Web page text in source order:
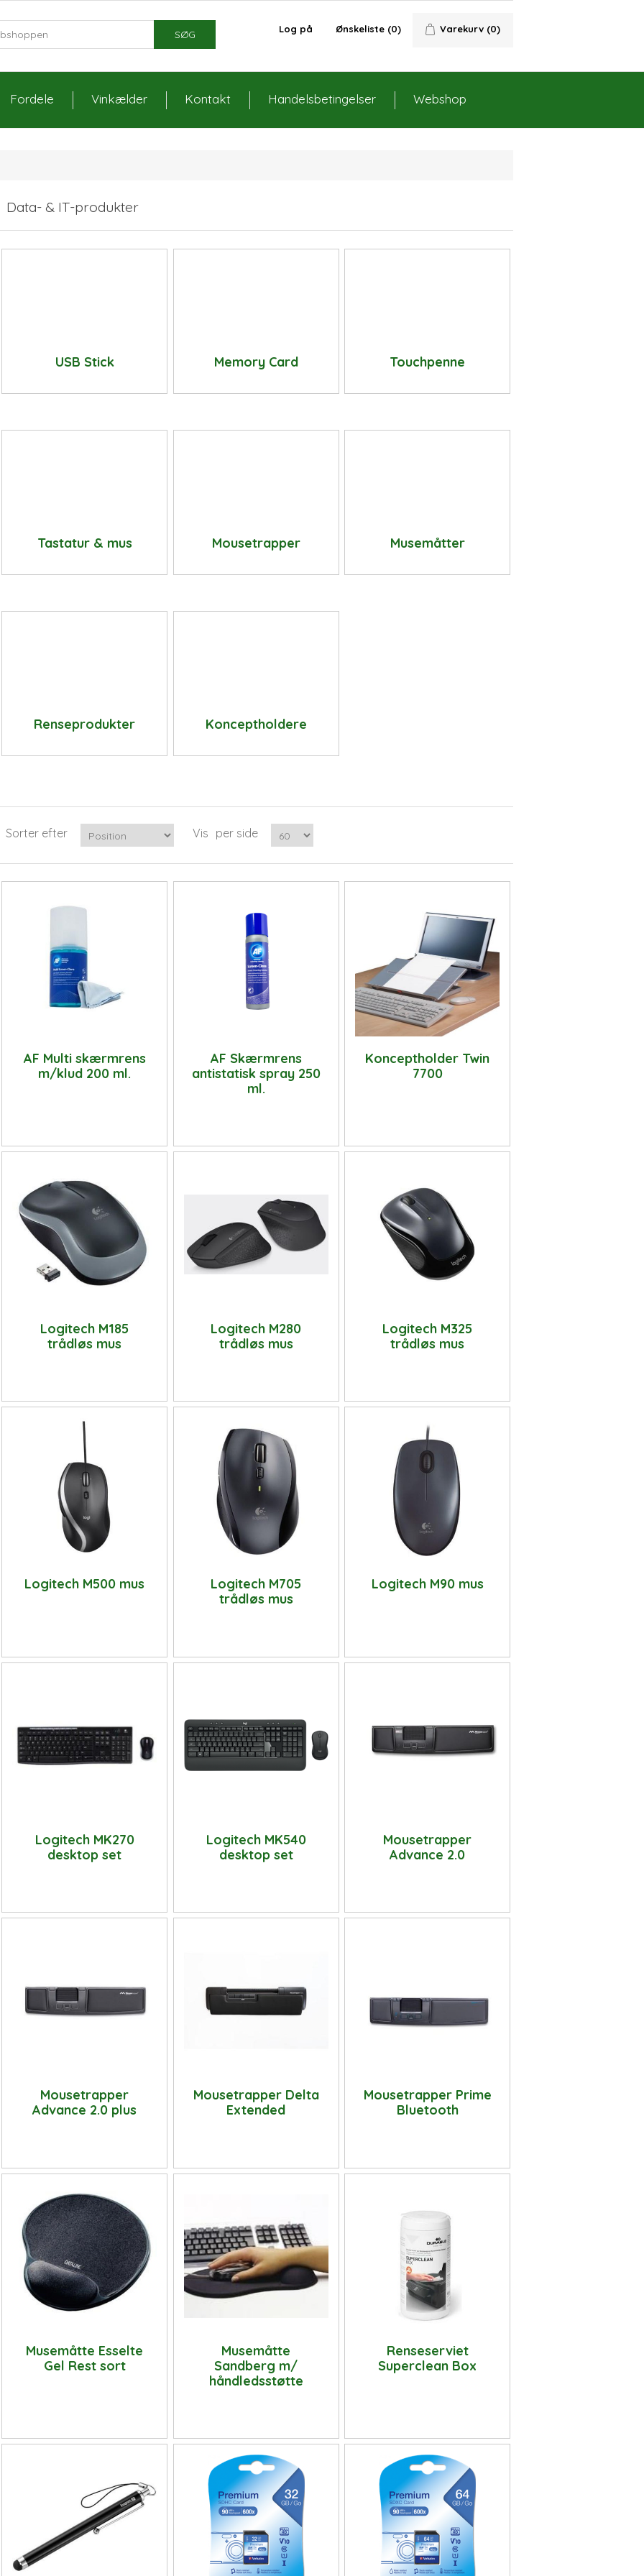
SØG Log på Ønskeliste (0) Varekurv (0)
Fordele Vinkælder Kontakt Handelsbetingelser Webshop
Data- & IT-produkter
USB Stick Memory Card Touchpenne
Tastatur & mus Mousetrapper Musemåtter
Renseprodukter Konceptholdere
Sorter efter Vis per side
AF Multi skærmrens
m/klud 200 ml.
AF Skærmrens
antistatisk spray 250
ml.
Konceptholder Twin
7700
Logitech M185
trådløs mus
Logitech M280
trådløs mus
Logitech M325
trådløs mus
Logitech M500 mus
Logitech M705
trådløs mus
Logitech M90 mus
Logitech MK270
desktop set
Logitech MK540
desktop set
Mousetrapper
Advance 2.0
Mousetrapper
Advance 2.0 plus
Mousetrapper Delta
Extended
Mousetrapper Prime
Bluetooth
Musemåtte Esselte
Gel Rest sort
Musemåtte
Sandberg m/
håndledsstøtte
Renseserviet
Superclean Box